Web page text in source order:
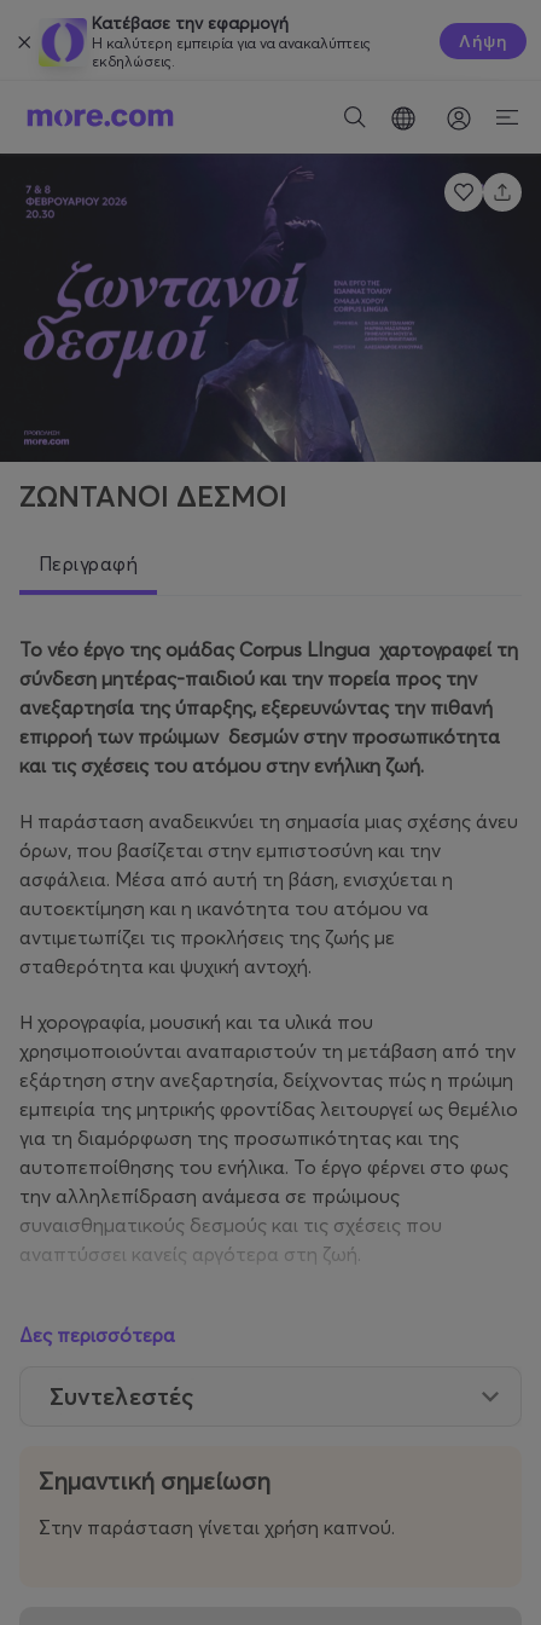
Κατέβασε την εφαρμογή
Η καλύτερη εμπειρία για να ανακαλύπτεις
εκδηλώσεις.
Λήψη
ΖΩΝΤΑΝΟΙ ΔΕΣΜΟΙ
Περιγραφή
Το νέο έργο της ομάδας Corpus LIngua χαρτογραφεί τη
σύνδεση μητέρας-παιδιού και την πορεία προς την
ανεξαρτησία της ύπαρξης, εξερευνώντας την πιθανή
επιρροή των πρώιμων δεσμών στην προσωπικότητα
και τις σχέσεις του ατόμου στην ενήλικη ζωή.
Η παράσταση αναδεικνύει τη σημασία μιας σχέσης άνευ
όρων, που βασίζεται στην εμπιστοσύνη και την
ασφάλεια. Μέσα από αυτή τη βάση, ενισχύεται η
αυτοεκτίμηση και η ικανότητα του ατόμου να
αντιμετωπίζει τις προκλήσεις της ζωής με
σταθερότητα και ψυχική αντοχή.
Η χορογραφία, μουσική και τα υλικά που
χρησιμοποιούνται αναπαριστούν τη μετάβαση από την
εξάρτηση στην ανεξαρτησία, δείχνοντας πώς η πρώιμη
εμπειρία της μητρικής φροντίδας λειτουργεί ως θεμέλιο
για τη διαμόρφωση της προσωπικότητας και της
αυτοπεποίθησης του ενήλικα. Το έργο φέρνει στο φως
την αλληλεπίδραση ανάμεσα σε πρώιμους
συναισθηματικούς δεσμούς και τις σχέσεις που
αναπτύσσει κανείς αργότερα στη ζωή.
σχέση ή θα κυριαρχήσει ο φόβος της απόρριψης και η
επηρεάζει καθοριστικά την εικόνα που καθρεφτίζεται μέσα
κατ’επέκταση επιδρά θετικά ή αρνητικά στην κοινωνική του
Δες περισσότερα
Συντελεστές
Σημαντική σημείωση
Στην παράσταση γίνεται χρήση καπνού.